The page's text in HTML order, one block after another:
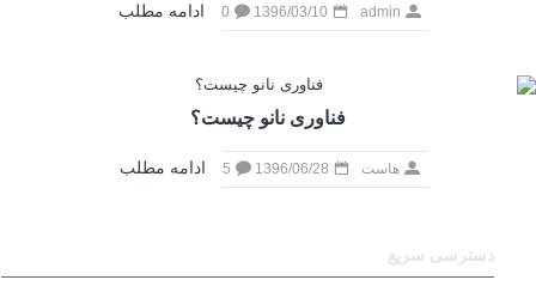
admin
1396/03/10
0 ادامه مطلب
فناوری نانو چیست؟
هاست 1396/06/28
5 ادامه مطلب
دسترسی سریع